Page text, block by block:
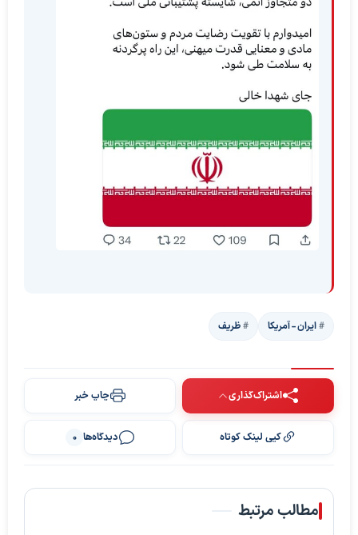
ایران - آمریکا ظریف
اشتراک‌گذاری چاپ خبر
کپی لینک کوتاه دیدگاه‌ها 0
مطالب مرتبط